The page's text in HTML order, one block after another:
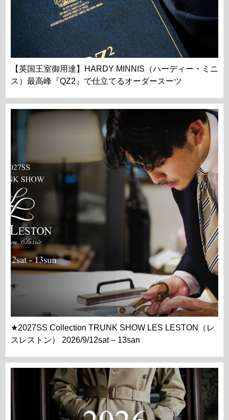
【英国王室御用達】HARDY MINNIS（ハーディー・ミニ
ス）最高峰『QZ2』で仕立てるオーダースーツ
★2027SS Collection TRUNK SHOW LES LESTON（レ
スレストン） 2026/9/12sat – 13san